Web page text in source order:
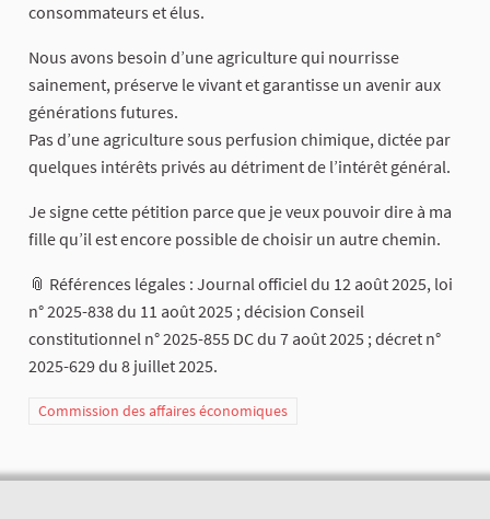
consommateurs et élus.
Nous avons besoin d’une agriculture qui nourrisse
sainement, préserve le vivant et garantisse un avenir aux
générations futures.
Pas d’une agriculture sous perfusion chimique, dictée par
quelques intérêts privés au détriment de l’intérêt général.
Je signe cette pétition parce que je veux pouvoir dire à ma
fille qu’il est encore possible de choisir un autre chemin.
📎 Références légales : Journal officiel du 12 août 2025, loi
n° 2025-838 du 11 août 2025 ; décision Conseil
constitutionnel n° 2025-855 DC du 7 août 2025 ; décret n°
2025-629 du 8 juillet 2025.
Commission des affaires économiques